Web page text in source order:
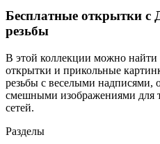
Бесплатные открытки с
резьбы
В этой коллекции можно найти
открытки и прикольные
резьбы с веселыми надписями,
смешными изображениями для
сетей.
Разделы